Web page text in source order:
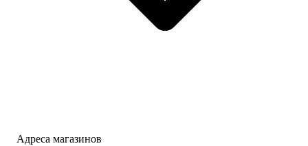
Адреса магазинов